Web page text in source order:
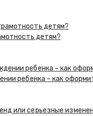
детям?
ребенка – как